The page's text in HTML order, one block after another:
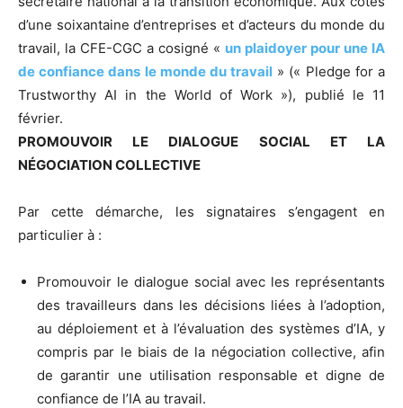
d’une soixantaine d’entreprises et d’acteurs du monde du
travail, la CFE-CGC a cosigné « un plaidoyer pour une IA
de confiance dans le monde du travail » (« Pledge for a
Trustworthy AI in the World of Work »), publié le 11
février.
PROMOUVOIR LE DIALOGUE SOCIAL ET LA
NÉGOCIATION COLLECTIVE
Par cette démarche, les signataires s’engagent en
particulier à :
Promouvoir le dialogue social avec les représentants
des travailleurs dans les décisions liées à l’adoption,
au déploiement et à l’évaluation des systèmes d’IA, y
compris par le biais de la négociation collective, afin
de garantir une utilisation responsable et digne de
confiance de l’IA au travail.